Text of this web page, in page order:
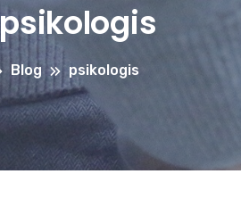
psikologis
Blog psikologis